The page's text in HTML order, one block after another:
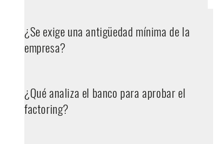
¿Se exige una antigüedad mínima de la
empresa?
¿Qué analiza el banco para aprobar el
factoring?